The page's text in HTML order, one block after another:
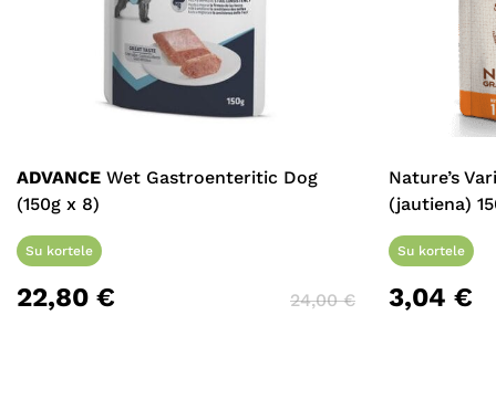
ADVANCE Wet Gastroenteritic Dog
(150g x 8)
Su kortele
22,80 € 24,00€
Nature’s
(jautiena)
Su kortele
3,04 €